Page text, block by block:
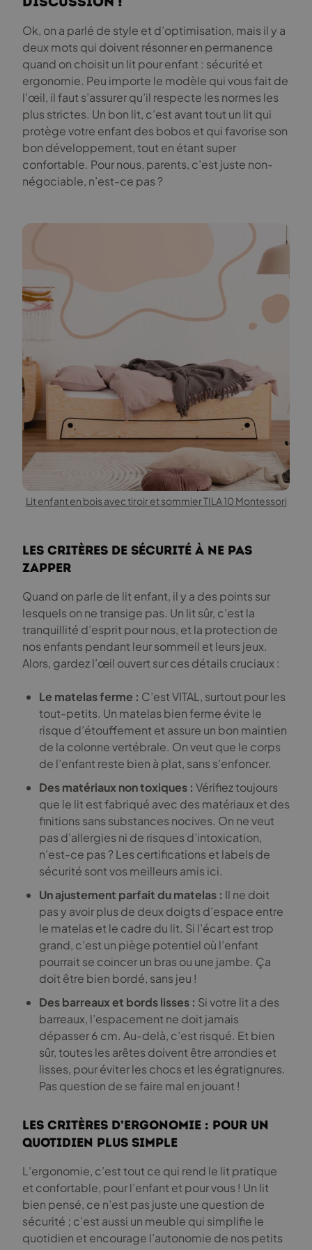
Ok, on a parlé de style et d’optimisation, mais il y a
deux mots qui doivent résonner en permanence
quand on choisit un lit pour enfant : sécurité et
ergonomie. Peu importe le modèle qui vous fait de
l’œil, il faut s’assurer qu’il respecte les normes les
plus strictes. Un bon lit, c’est avant tout un lit qui
protège votre enfant des bobos et qui favorise son
bon développement, tout en étant super
confortable. Pour nous, parents, c’est juste non-
négociable, n’est-ce pas ?
Lit enfant en bois avec tiroir et sommier TILA 10 Montessori
Les critères de sécurité à ne pas
zapper
Quand on parle de lit enfant, il y a des points sur
lesquels on ne transige pas. Un lit sûr, c’est la
tranquillité d’esprit pour nous, et la protection de
nos enfants pendant leur sommeil et leurs jeux.
Alors, gardez l’œil ouvert sur ces détails cruciaux :
Le matelas ferme : C’est VITAL, surtout pour les
tout-petits. Un matelas bien ferme évite le
risque d’étouffement et assure un bon maintien
de la colonne vertébrale. On veut que le corps
de l’enfant reste bien à plat, sans s’enfoncer.
Des matériaux non toxiques : Vérifiez toujours
que le lit est fabriqué avec des matériaux et des
finitions sans substances nocives. On ne veut
pas d’allergies ni de risques d’intoxication,
n’est-ce pas ? Les certifications et labels de
sécurité sont vos meilleurs amis ici.
Un ajustement parfait du matelas : Il ne doit
pas y avoir plus de deux doigts d’espace entre
le matelas et le cadre du lit. Si l’écart est trop
grand, c’est un piège potentiel où l’enfant
pourrait se coincer un bras ou une jambe. Ça
doit être bien bordé, sans jeu !
Des barreaux et bords lisses : Si votre lit a des
barreaux, l’espacement ne doit jamais
dépasser 6 cm. Au-delà, c’est risqué. Et bien
sûr, toutes les arêtes doivent être arrondies et
lisses, pour éviter les chocs et les égratignures.
Pas question de se faire mal en jouant !
Les critères d’ergonomie : Pour un
quotidien plus simple
L’ergonomie, c’est tout ce qui rend le lit pratique
et confortable, pour l’enfant et pour vous ! Un lit
bien pensé, ce n’est pas juste une question de
sécurité ; c’est aussi un meuble qui simplifie le
quotidien et encourage l’autonomie de nos petits